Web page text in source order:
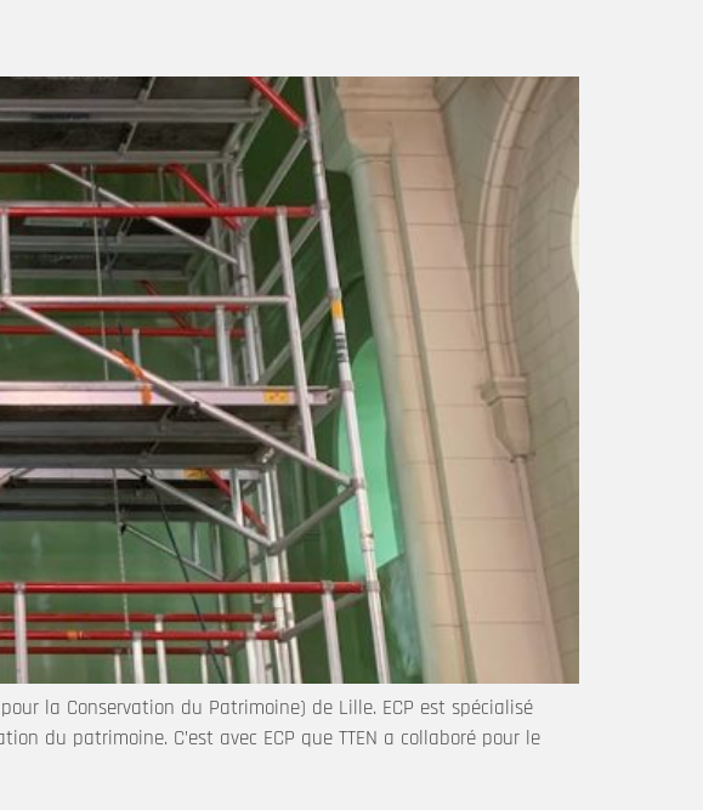
la Conservation du Patrimoine) de Lille. ECP est spécialisé
du patrimoine. C’est avec ECP que TTEN a collaboré pour le